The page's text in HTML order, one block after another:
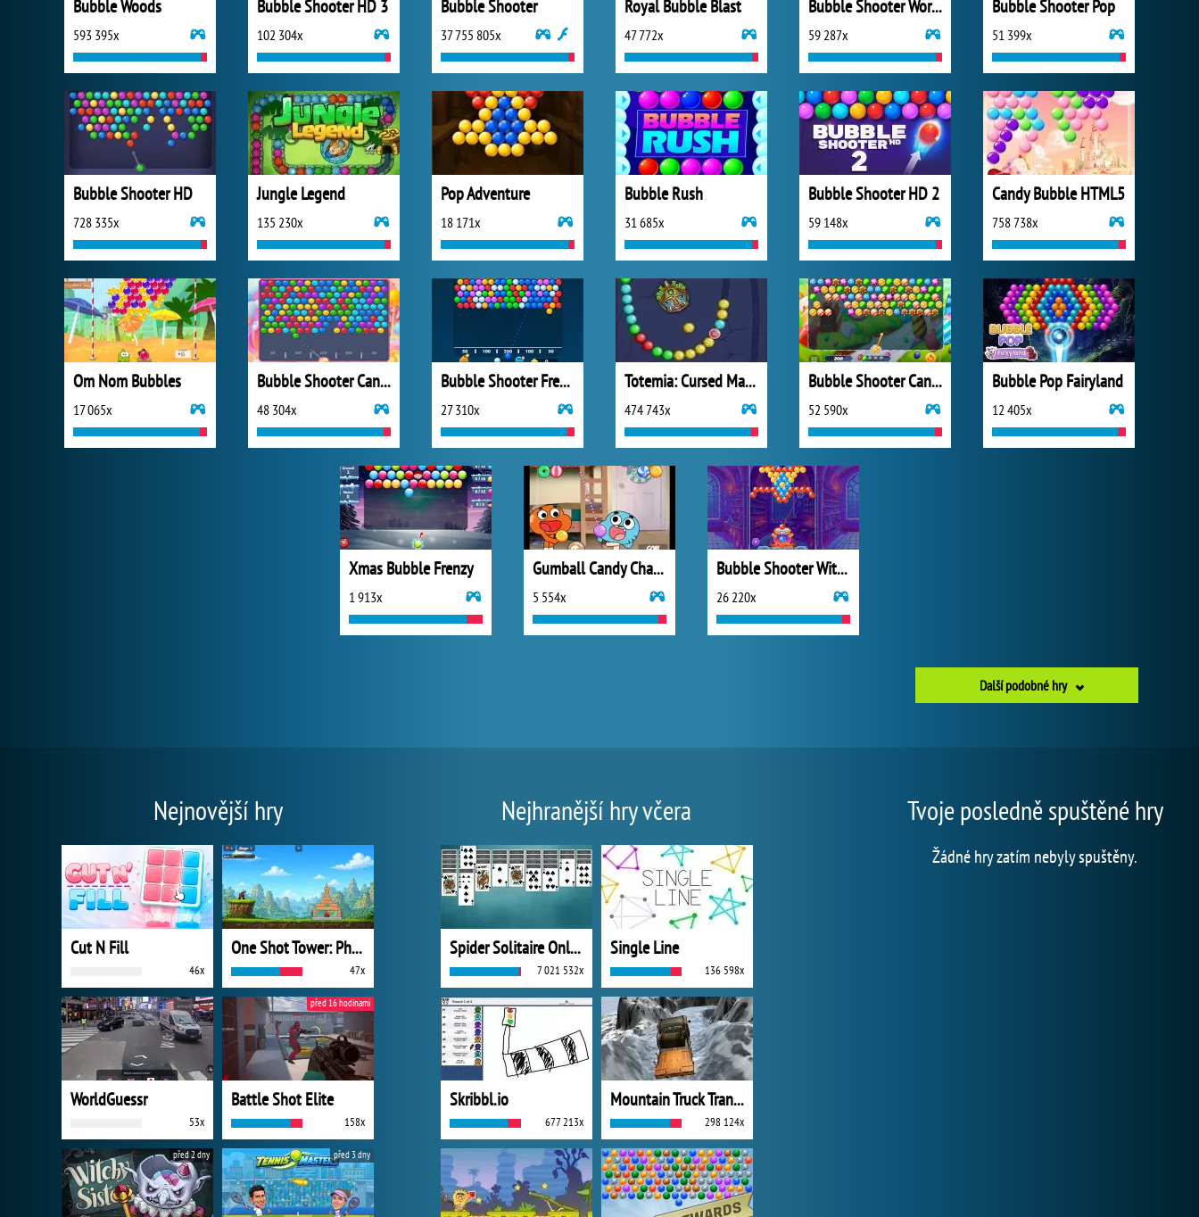
Bubble Woods
593 395x
Bubble Shooter HD 3
102 304x
Bubble Shooter
37 755 805x
Royal Bubble Blast
47 772x
Bubble Shooter World Cup
59 287x
Bubble Shooter Pop
51 399x
Bubble Shooter HD
728 335x
Jungle Legend
135 230x
Pop Adventure
18 171x
Bubble Rush
31 685x
Bubble Shooter HD 2
59 148x
Candy Bubble HTML5
758 738x
Om Nom Bubbles
17 065x
Bubble Shooter Candy 2
48 304x
Bubble Shooter Free 3
27 310x
Totemia: Cursed Marbles
474 743x
Bubble Shooter Candy
52 590x
Bubble Pop Fairyland
12 405x
Xmas Bubble Frenzy
1 913x
Gumball Candy Chaos
5 554x
Bubble Shooter Witch Tower
26 220x
Další podobné hry
Nejnovější hry
Cut N Fill
46x
One Shot Tower: Physics Destroyer
47x
WorldGuessr
53x
Battle Shot Elite
158x
před 16 hodinami
před 2 dny před 3 dny
Nejhranější hry včera
Spider Solitaire Online
7 021 532x
Single Line
136 598x
Skribbl.io
677 213x
Mountain Truck Transport
298 124x
Tvoje posledně spuštěné hry
Žádné hry zatím nebyly spuštěny.